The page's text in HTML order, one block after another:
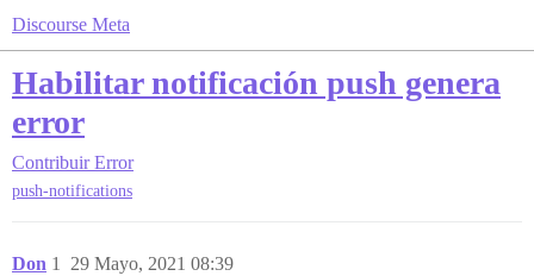
Discourse Meta
Habilitar notificación push genera
error
Contribuir Error
push-notifications
Don 29 Mayo, 2021 08:39
1